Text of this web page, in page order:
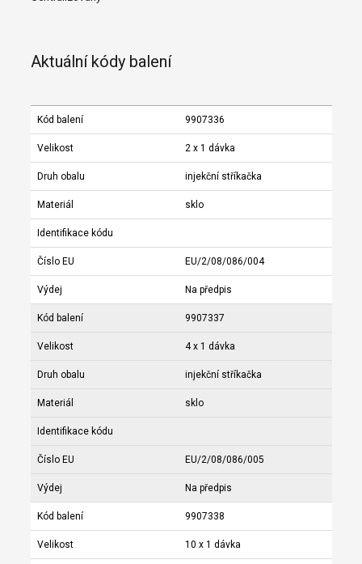
Aktuální kódy balení
Kód balení 9907336
Velikost 2 x 1 dávka
Druh obalu injekční stříkačka
Materiál sklo
Identifikace kódu
Číslo EU EU/2/08/086/004
Výdej Na předpis
Kód balení 9907337
Velikost 4 x 1 dávka
Druh obalu injekční stříkačka
Materiál sklo
Identifikace kódu
Číslo EU EU/2/08/086/005
Výdej Na předpis
Kód balení 9907338
Velikost 10 x 1 dávka